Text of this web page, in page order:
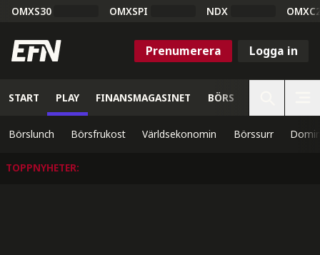
OMXS30 OMXSPI NDX
Prenumerera Logga in
START PLAY FINANSMAGASINET BÖRS
Börslunch Börsfrukost Världsekonomin Börssurr
TOPPNYHETER: